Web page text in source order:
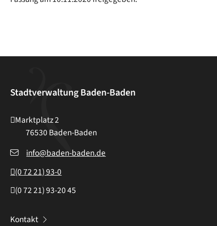
Stadtverwaltung Baden-Baden
Marktplatz 2
76530 Baden-Baden
info@baden-baden.de
(07221) 93-0
(07221) 93-2045
Kontakt